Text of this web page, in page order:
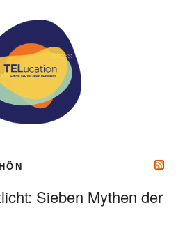
Sieben Mythen der